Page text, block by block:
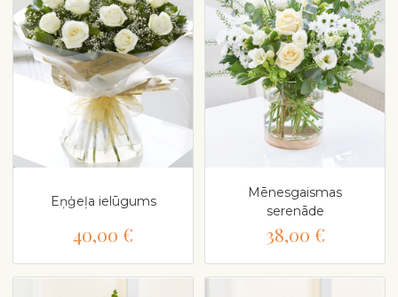
Eņģeļa ielūgums
40,00 €
Mēnesgaismas
serenāde
38,00 €